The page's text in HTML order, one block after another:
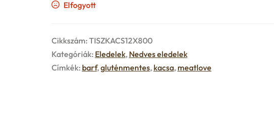
Elfogyott
Cikkszám:TISZKACS12X800
Kategóriák: Eledelek, Nedves eledelek
Címkék: barf,gluténmentes, kacsa, meatlove